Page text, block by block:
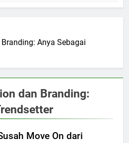
Anya Sebagai
dan Branding:
Move On dari